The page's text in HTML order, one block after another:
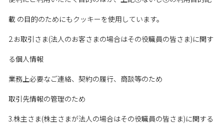
載 の目的のためにもクッキーを使用しています。
2.お取引さま(法人のお客さまの場合はその役職員の皆さま)に関す
る個人情報
業務上必要なご連絡、契約の履行、商談等のため
取引先情報の管理のため
3.株主さま(株主さまが法人の場合はその役職員の皆さま)に関する